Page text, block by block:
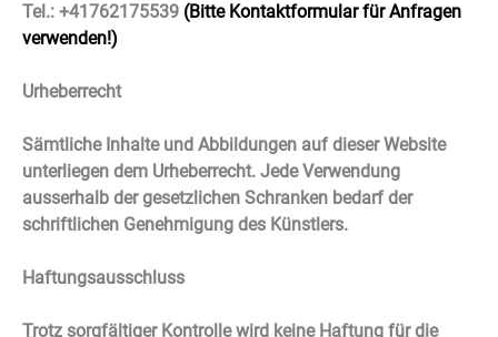
Tel.: +41762175539 (Bitte Kontaktformular für Anfragen
verwenden!)
Urheberrecht
Sämtliche Inhalte und Abbildungen auf dieser Website
unterliegen dem Urheberrecht. Jede Verwendung
ausserhalb der gesetzlichen Schranken bedarf der
schriftlichen Genehmigung des Künstlers.
Haftungsausschluss
Trotz sorgfältiger Kontrolle wird keine Haftung für die